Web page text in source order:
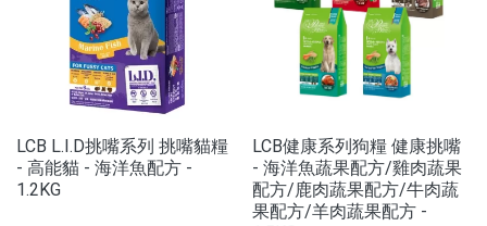
LCB L.I.D挑嘴系列 挑嘴貓糧
- 高能貓 - 海洋魚配方 -
1.2KG
LCB健康系列狗糧 健康挑嘴
- 海洋魚蔬果配方/雞肉蔬果
配方/鹿肉蔬果配方/牛肉蔬
果配方/羊肉蔬果配方 -